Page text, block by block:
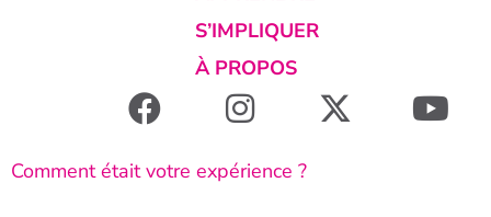
S’IMPLIQUER
À PROPOS
Comment était votre expérience ?